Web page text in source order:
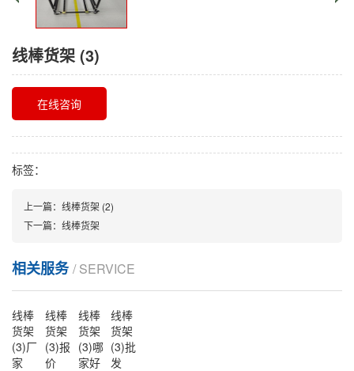
线棒货架 (3)
在线咨询
标签：
上一篇： 线棒货架 (2)
下一篇： 线棒货架
相关服务/ SERVICE
线棒
货架
(3)厂
家
线棒
货架
(3)报
价
线棒
货架
(3)哪
家好
线棒
货架
(3)批
发